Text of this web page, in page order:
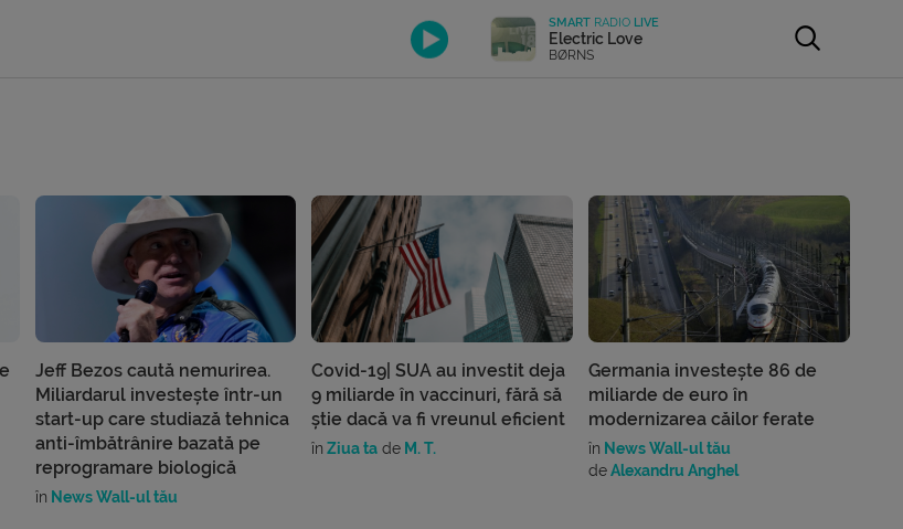
SMART RADIO LIVE
Electric Love
BØRNS
Jeff Bezos caută nemurirea.
Miliardarul investește într-un
start-up care studiază tehnica
anti-îmbătrânire bazată pe
reprogramare biologică
în News Wall-ul tău
Covid-19| SUA au investit deja
9 miliarde în vaccinuri, fără să
știe dacă va fi vreunul eficient
în Ziua ta de M. T.
Germania investește 86 de
miliarde de euro în
modernizarea căilor ferate
în News Wall-ul tău
deAlexandru Anghel